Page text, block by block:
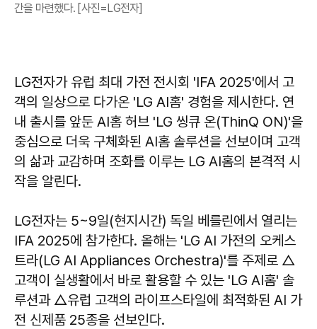
간을 마련했다. [사진=LG전자]
LG전자가 유럽 최대 가전 전시회 'IFA 2025'에서 고
객의 일상으로 다가온 'LG AI홈' 경험을 제시한다. 연
내 출시를 앞둔 AI홈 허브 'LG 씽큐 온(ThinQ ON)'을
중심으로 더욱 구체화된 AI홈 솔루션을 선보이며 고객
의 삶과 교감하며 조화를 이루는 LG AI홈의 본격적 시
작을 알린다.
LG전자는 5~9일(현지시간) 독일 베를린에서 열리는
IFA 2025에 참가한다. 올해는 'LG AI 가전의 오케스
트라(LG AI Appliances Orchestra)'를 주제로 △
고객이 실생활에서 바로 활용할 수 있는 'LG AI홈' 솔
루션과 △유럽 고객의 라이프스타일에 최적화된 AI 가
전 신제품 25종을 선보인다.